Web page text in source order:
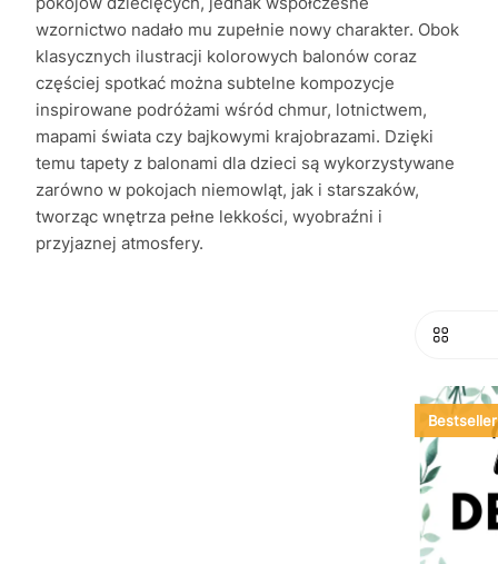
wzornictwo nadało mu zupełnie nowy charakter. Obok
klasycznych ilustracji kolorowych balonów coraz
częściej spotkać można subtelne kompozycje
inspirowane podróżami wśród chmur, lotnictwem,
mapami świata czy bajkowymi krajobrazami. Dzięki
temu tapety z balonami dla dzieci są wykorzystywane
zarówno w pokojach niemowląt, jak i starszaków,
tworząc wnętrza pełne lekkości, wyobraźni i
przyjaznej atmosfery.
Bestseller